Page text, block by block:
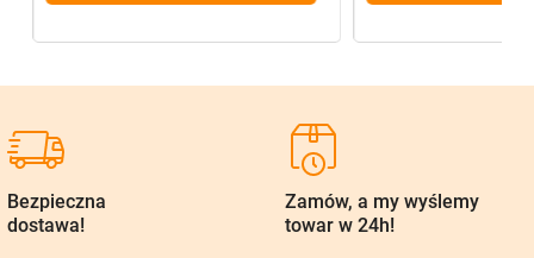
Bezpieczna
dostawa!
Zamów, a my wyślemy
towar w 24h!